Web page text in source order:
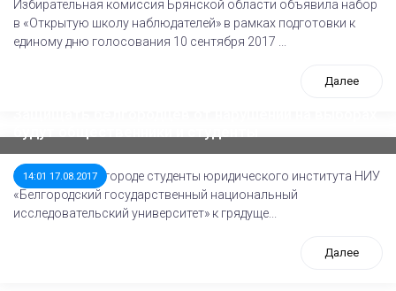
Избирательная комиссия Брянской области объявила набор
в «Открытую школу наблюдателей» в рамках подготовки к
единому дню голосования 10 сентября 2017 ...
Далее
14:01 17.08.2017
REGNUM: В Белгороде студенты юридического института НИУ
«Белгородский государственный национальный
исследовательский университет» к грядуще...
Далее